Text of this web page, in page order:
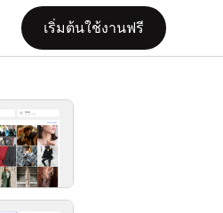
เริ่มต้นใช้งานฟรี